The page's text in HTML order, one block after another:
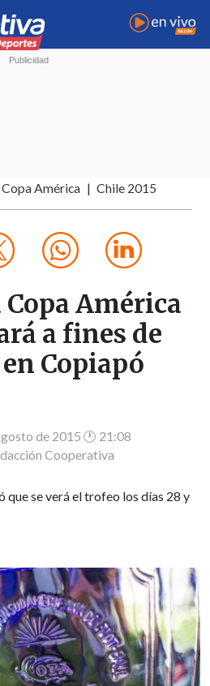
Copa América Chile 2015
América
a fines de
Copiapó
de 2015 🕐 21:08
Cooperativa
que se verá el trofeo los días 28 y